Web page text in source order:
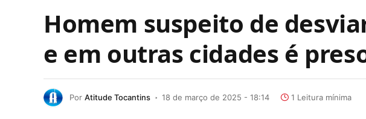
Homem suspeito de
e em outras cidades é
Por Atitude Tocantins 18 de março de 2025 - 18:14 1 Leitura mínima